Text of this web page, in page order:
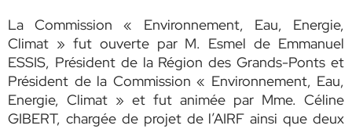
La Commission « Environnement, Eau, Energie,
Climat » fut ouverte par M. Esmel de Emmanuel
ESSIS, Président de la Région des Grands-Ponts et
Président de la Commission « Environnement, Eau,
Energie, Climat » et fut animée par Mme. Céline
GIBERT, chargée de projet de l’AIRF ainsi que deux